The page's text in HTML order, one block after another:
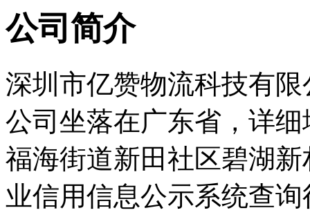
公司简介
深圳市亿赞物流科技有
公司坐落在广东省，详
福海街道新田社区碧湖
业信用信息公示系统查